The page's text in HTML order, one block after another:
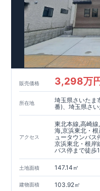
長期優良住宅 住宅ローン
延長など 税制面でのメリ
耐震等級 ３ ＋制震ダンパー
険の割引（最大50％）対
現地のご案内・資料請求
建物・設備・間取りを​
TEL
0120-44-1081
（9:30 18:30／火水曜
スマートフォンで見やす
https://www.e-
販売価格 3,298万
所在地
埼玉県さいたま
番)、埼玉県さ
アクセス
東北本線,高崎
海,京浜東北・
ュータウンバス
京浜東北・根
バス停まで徒歩
土地面積 147.14㎡
建物面積 103.92㎡